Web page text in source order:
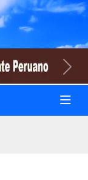
Next